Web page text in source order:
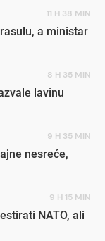
11 H 38 MIN
a ministar
8 H 35 MIN
lavinu
9 H 35 MIN
nesreće,
9 H 15 MIN
NATO, ali